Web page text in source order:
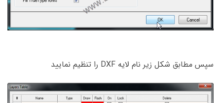
سپس مطابق شکل زیر نام لایه DXF را تنظیم نمایید